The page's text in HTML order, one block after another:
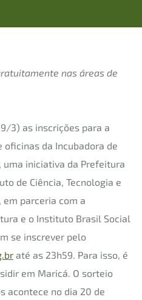
nas áreas de
3) as inscrições para a
oficinas da Incubadora de
uma iniciativa da Prefeitura
de Ciência, Tecnologia e
em parceria com a
e o Instituto Brasil Social
se inscrever pelo
até as 23h59. Para isso, é
em Maricá. O sorteio
acontece no dia 20 de